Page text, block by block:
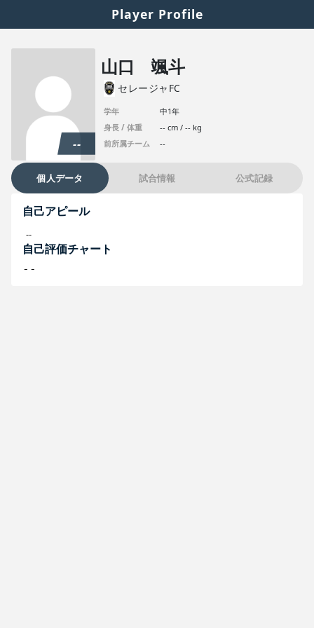
Player Profile
--
山口 颯斗
セレージャFC
学年
中1年
身長 / 体重
-- cm / -- kg
前所属チーム
--
個人データ 試合情報 公式記録
自己アピール
--
自己評価チャート
--